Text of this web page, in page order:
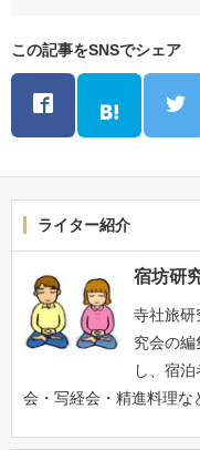
この記事をSNSでシェア
ライター紹介
宿坊研
寺社旅研
究会の
し、宿
会・写経会・精進料理な